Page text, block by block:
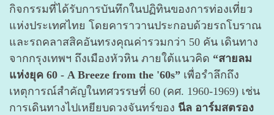
กิจกรรมที่ได้รับการบันทึกในปฏิทินของการท่องเที่ยว
แห่งประเทศไทย โดยคาราวานประกอบด้วยรถโบราณ
และรถคลาสสิคอันทรงคุณค่ารวมกว่า 50 คัน เดินทาง
จากกรุงเทพฯ ถึงเมืองหัวหิน ภายใต้แนวคิด “สายลม
แห่งยุค 60 - A Breeze from the '60s” เพื่อรำลึกถึง
เหตุการณ์สำคัญในทศวรรษที่ 60 (คศ. 1960-1969) เช่น
การเดินทางไปเหยียบดวงจันทร์ของ นีล อาร์มสตรอง